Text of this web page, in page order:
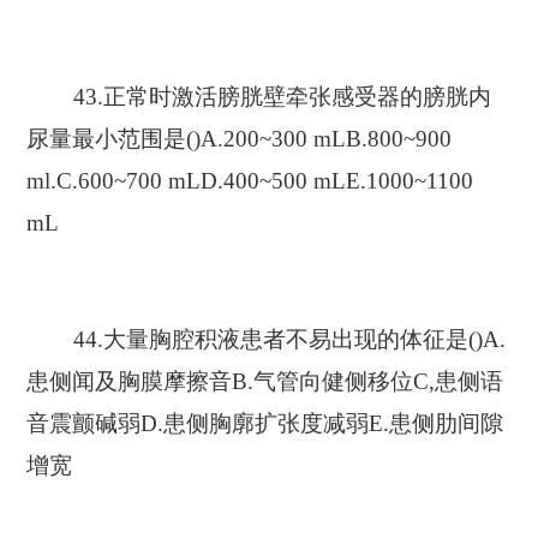
43.正常时激活膀胱壁牵张感受器的膀胱内
尿量最小范围是()A.200~300 mLB.800~900
ml.C.600~700 mLD.400~500 mLE.1000~1100
mL
44.大量胸腔积液患者不易出现的体征是()A.
患侧闻及胸膜摩擦音B.气管向健侧移位C,患侧语
音震颤碱弱D.患侧胸廓扩张度减弱E.患侧肋间隙
增宽